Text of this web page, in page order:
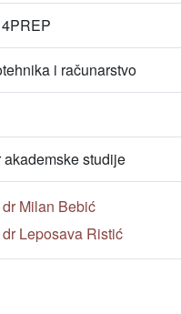
i računarstvo
akademske studije
dr Milan Bebić
dr Leposava Ristić